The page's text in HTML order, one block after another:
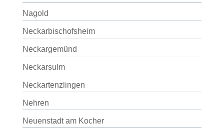
Nagold
Neckarbischofsheim
Neckargemünd
Neckarsulm
Neckartenzlingen
Nehren
Neuenstadt am Kocher